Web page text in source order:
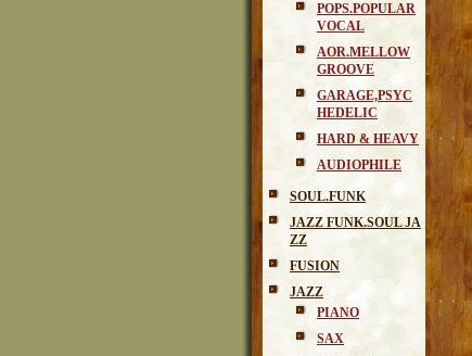
POPS.POPULAR
VOCAL
AOR.MELLOW
GROOVE
GARAGE,PSYC
HEDELIC
HARD & HEAVY
AUDIOPHILE
SOUL.FUNK
JAZZ FUNK.SOUL JA
ZZ
FUSION
JAZZ
PIANO
SAX